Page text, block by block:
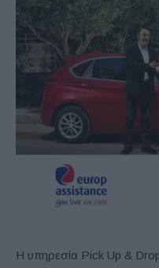
Η υπηρεσία Pick Up & Drop